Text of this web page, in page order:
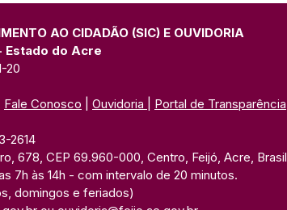
AO CIDADÃO (SIC) E OUVIDORIA
Estado do Acre
20
Fale Conosco Ouvidoria Portal de Transparência
2614
678, CEP 69.960-000, Centro, Feijó, Acre, Brasil
7h às 14h - com intervalo de 20 minutos.
domingos e feriados)